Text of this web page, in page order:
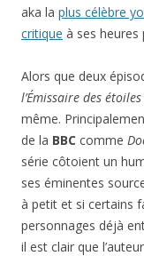
aka la plus célèbre
critique à ses heures
Alors que deux
l’Émissaire des étoiles
même.
de la BBC comme
série côtoient un
ses éminentes
à petit et si certains
personnages déjà
il est clair que